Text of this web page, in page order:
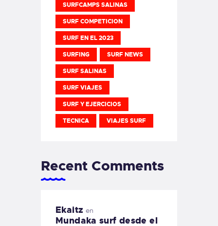
SURFCAMPS SALINAS
SURF COMPETICION
SURF EN EL 2023
SURFING SURF NEWS
SURF SALINAS
SURF VIAJES
SURF Y EJERCICIOS
TECNICA VIAJES SURF
Recent Comments
Ekaitz en
Mundaka surf desde el